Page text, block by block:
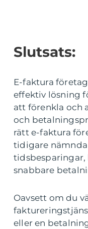
Slutsats:
E-faktura
effektiv lösning
att förenkla och
och
rätt e-faktura
tidigare
tidsbesparingar,
snabbare
Oavsett om du
eller en